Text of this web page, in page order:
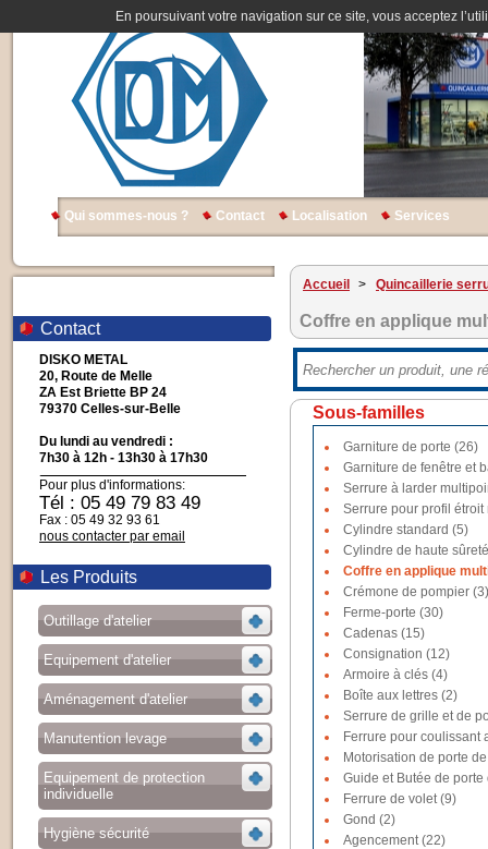
En poursuivant votre navigation sur ce site, vous acceptez
Qui sommes-nous ? Contact Localisation Services
Contact
DISKO METAL
20, Route de Melle
ZA Est Briette BP 24
79370 Celles-sur-Belle
Du lundi au vendredi :
7h30 à 12h - 13h30 à 17h30
Pour plus d'informations:
Tél : 05 49 79 83 49
Fax : 05 49 32 93 61
nous contacter par email
Les Produits
Outillage d'atelier
Equipement d'atelier
Aménagement d'atelier
Manutention levage
Equipement de protection
individuelle
Hygiène sécurité
Accueil > Quincaillerie
Coffre en applique
Sous-familles
Garniture de porte (26)
Garniture de fenêtre et
Serrure à larder
Serrure pour profil étroit
Cylindre standard (5)
Cylindre de haute
Coffre en applique
Crémone de pompier (3)
Ferme-porte (30)
Cadenas (15)
Consignation (12)
Armoire à clés (4)
Boîte aux lettres (2)
Serrure de grille et de
Ferrure pour coulissant
Motorisation de porte
Guide et Butée de
Ferrure de volet (9)
Gond (2)
Agencement (22)